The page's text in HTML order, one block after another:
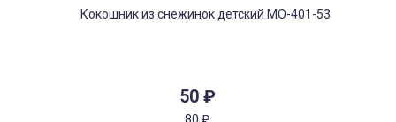
50 ₽
80 ₽